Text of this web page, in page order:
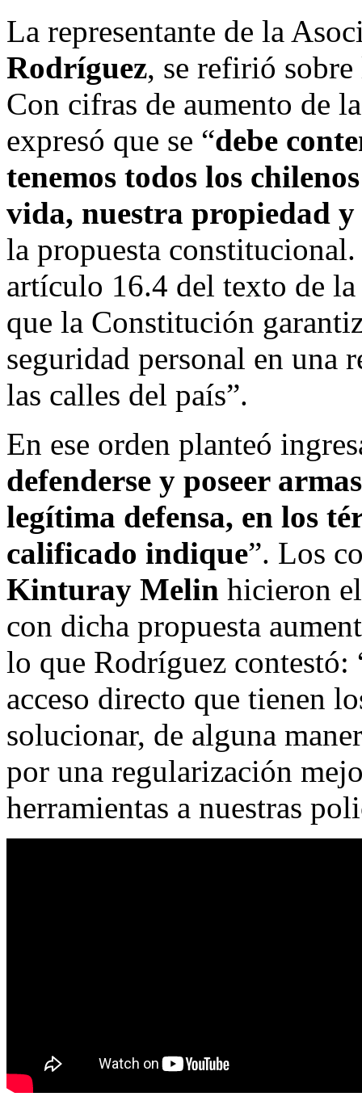
La representante de la
Rodríguez, se refirió
Con cifras de aumento de
expresó que se “debe
tenemos todos los
vida, nuestra propiedad
la propuesta
artículo 16.4 del texto de
que la Constitución
seguridad personal en una
las calles del país”.
En ese orden planteó
defenderse y poseer
legítima defensa, en los
calificado indique”. Los
Kinturay Melin hicieron
con dicha propuesta
lo que Rodríguez contestó:
acceso directo que tienen
solucionar, de alguna
por una regularización
herramientas a nuestras